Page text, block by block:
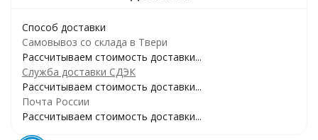
Способ доставки
Самовывоз со склада в Твери
Рассчитываем стоимость доставки...
Служба доставки СДЭК
Рассчитываем стоимость доставки...
Почта России
Рассчитываем стоимость доставки...